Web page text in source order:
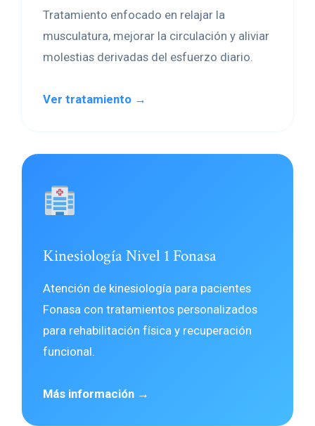
Tratamiento enfocado en relajar la
musculatura, mejorar la circulación y aliviar
molestias derivadas del esfuerzo diario.
Ver tratamiento →
Kinesiología Nivel 1 Fonasa
Atención de kinesiología para pacientes
Fonasa con tratamientos personalizados
para rehabilitación física y recuperación
funcional.
Más información →